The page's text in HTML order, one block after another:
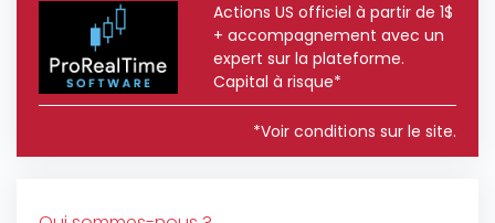
Actions US officiel à partir de 1$
+ accompagnement avec un
expert sur la plateforme.
Capital à risque*
*Voir conditions sur le site.